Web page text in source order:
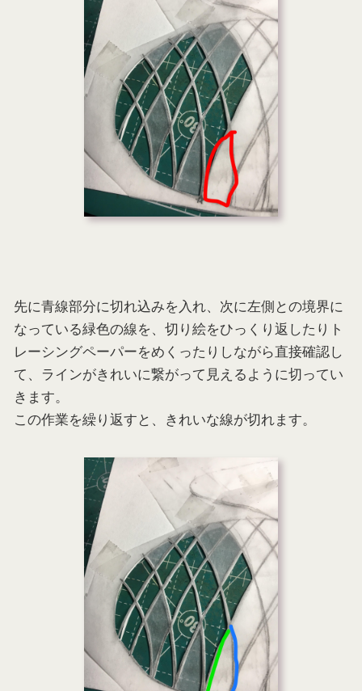
先に青線部分に切れ込みを入れ、次に左側との境界に
なっている緑色の線を、切り絵をひっくり返したりト
レーシングペーパーをめくったりしながら直接確認し
て、ラインがきれいに繋がって見えるように切ってい
きます。
この作業を繰り返すと、きれいな線が切れます。